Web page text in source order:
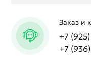
Заказ и
+7
+7